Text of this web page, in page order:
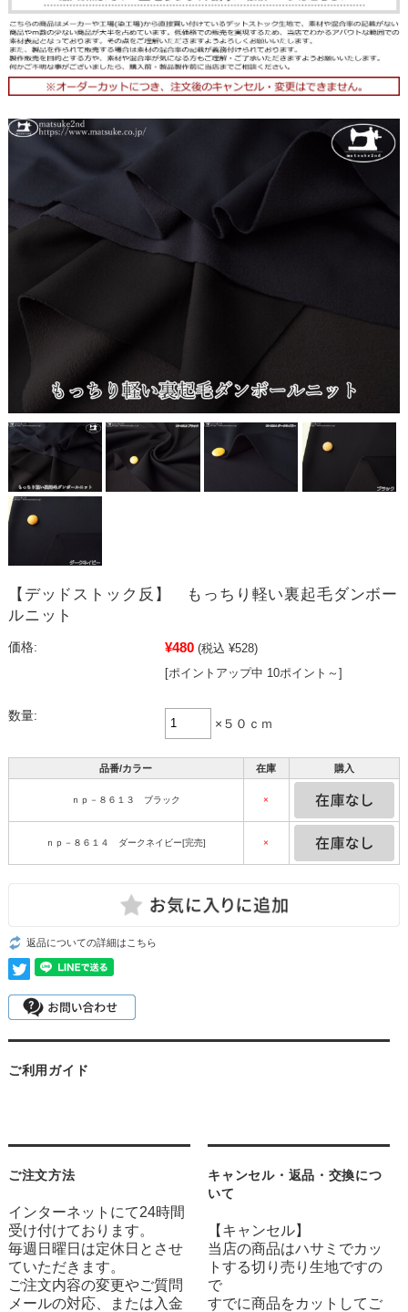
【デッドストック反】 もっちり軽い裏起毛ダンボー
ルニット
価格: ¥480 (税込 ¥528)
[ポイントアップ中 10ポイント～]
数量:
×５０ｃｍ
品番/カラー 在庫 購入
ｎｐ－８６１３ ブラック ×
ｎｐ－８６１４ ダークネイビー[完売] ×
返品についての詳細はこちら
ご利用ガイド
ご注文方法
インターネットにて24時間
受け付けております。
毎週日曜日は定休日とさせ
ていただきます。
ご注文内容の変更やご質問
メールの対応、または入金
キャンセル・返品・交換につ
いて
【キャンセル】
当店の商品はハサミでカッ
トする切り売り生地ですの
で
すでに商品をカットしてご